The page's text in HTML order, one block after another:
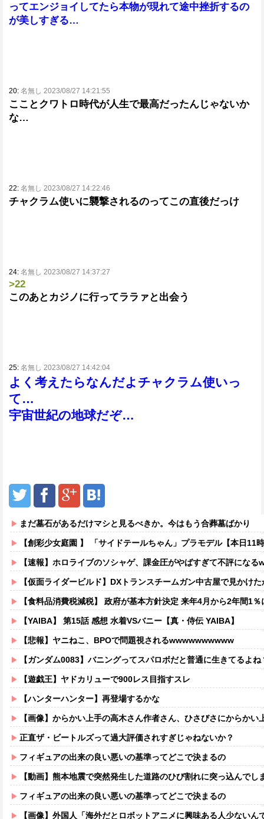
ってエンジョイしてたら本物が現れて途中挫折するの
が美しすぎる…
20: 名無し 2023/08/27 14:21:55
こことクワトロ時代が人生で最高だったんじゃないか
な…
22: 名無し 2023/08/27 14:22:46
チャクラム使いに襲撃されるのってこの直後だっけ
24: 名無し 2023/08/27 14:37:27
>22
このあとカジノに行ってララァと出会う
25: 名無し 2023/08/27 14:42:04
よく考えたらなんだよチャクラム使いっ
て…
宇宙世紀の地球だぞ…
まだ墓石があるだけマシと見るべきか。今はもう合葬墓ばかり
【創彩少女庭園 】 「サイドテールちゃん」プラモデル【本日11
【速報】ホロライブのソシャゲ、課金圧がやばすぎて不評にな
【仮面ライダービルド】DXトランスチームガン中古屋で見かけ
【食料品消費税減税】 政府が基本方針決定 来年4月から2年間1％
【YAIBA】 第15話 感想 水着VSバニー【真・侍伝 YAIBA】
【悲報】ヤニねこ、BPOで問題視されるwwwwwwwwww
【ガンダム0083】バニングってスパロボだと普通に生きてるよね
【遊戯王】ヤドカリューで900レス目指すスレ
【ハンターハンター】再登場するかな
【画像】からかい上手の高木さん作者さん、ひさびさにからかい上手の高木
正直ザ・ビートルズって過大評価されすぎじゃねないか？
フィギュアの出来の良い悪いの基準ってどこで決まるの
【動画】熊本地震で突然発生した道路のひび割れに突っ込んでし
フィギュアの出来の良い悪いの基準ってどこで決まるの
【画像】外国人「海外だとロボットアニメに興味ある人少ないん